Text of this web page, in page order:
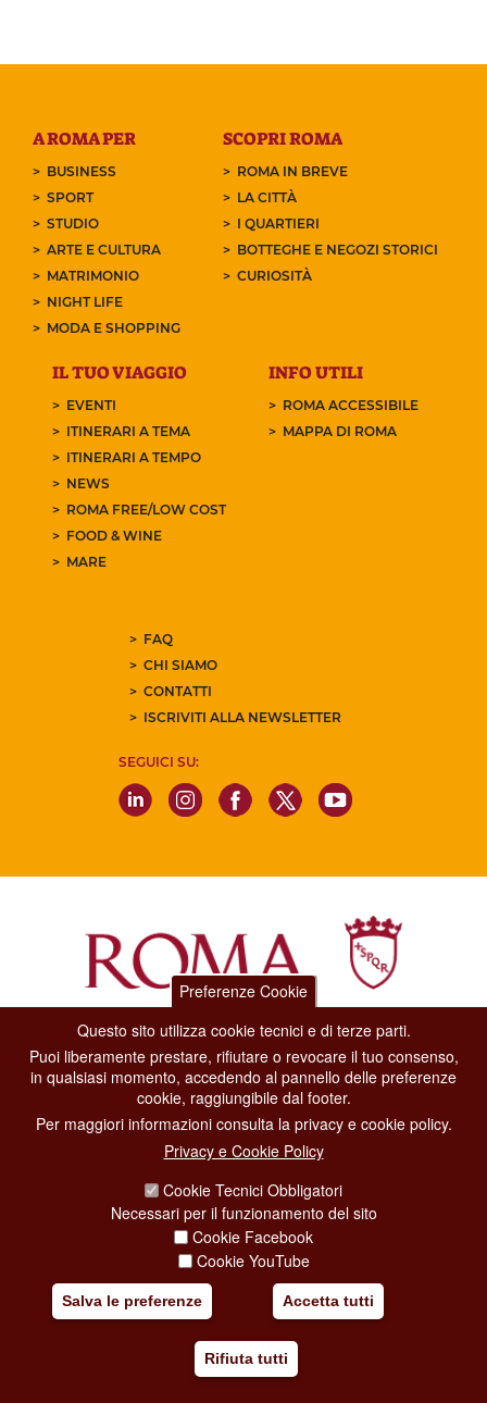
A ROMA PER
BUSINESS
SPORT
STUDIO
ARTE E CULTURA
MATRIMONIO
NIGHT LIFE
MODA E SHOPPING
SCOPRI ROMA
ROMA IN BREVE
LA CITTÀ
I QUARTIERI
BOTTEGHE E NEGOZI STORICI
CURIOSITÀ
IL TUO VIAGGIO
EVENTI
ITINERARI A TEMA
ITINERARI A TEMPO
NEWS
ROMA FREE/LOW COST
FOOD & WINE
MARE
INFO UTILI
ROMA ACCESSIBILE
MAPPA DI ROMA
FAQ
CHI SIAMO
CONTATTI
ISCRIVITI ALLA NEWSLETTER
SEGUICI SU:
Dipartimento Grandi Eventi, Sport, Turismo e Moda.
Via di San Basilio, 51
00187 Roma
CONTACT CENTER TEL. 06 06 08
CONTATTA LA REDAZIONE
SOCIAL MEDIA POLICY
COPYRIGHT
Preferenze Cookie
Questo sito utilizza cookie tecnici e di terze parti.
Puoi liberamente prestare, rifiutare o revocare il tuo consenso,
in qualsiasi momento, accedendo al pannello delle preferenze
cookie, raggiungibile dal footer.
Per maggiori informazioni consulta la privacy e cookie policy.
Privacy e Cookie Policy
Cookie Tecnici Obbligatori
Necessari per il funzionamento del sito
Cookie Facebook
Cookie YouTube
Salva le preferenze Accetta tutti
Rifiuta tutti